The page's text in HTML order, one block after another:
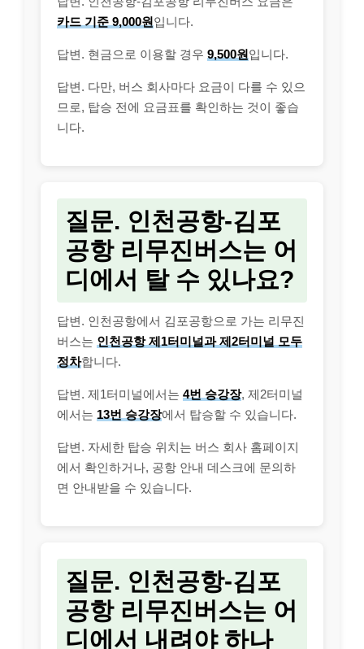
카드 기준 9,000원입니다.
답변. 현금으로 이용할 경우 9,500원입니다.
답변. 다만, 버스 회사마다 요금이 다를 수 있으
므로, 탑승 전에 요금표를 확인하는 것이 좋습
니다.
질문. 인천공항-김포
공항 리무진버스는 어
디에서 탈 수 있나요?
답변. 인천공항에서 김포공항으로 가는 리무진
버스는 인천공항 제1터미널과 제2터미널 모두
정차합니다.
답변. 제1터미널에서는 4번 승강장, 제2터미널
에서는 13번 승강장에서 탑승할 수 있습니다.
답변. 자세한 탑승 위치는 버스 회사 홈페이지
에서 확인하거나, 공항 안내 데스크에 문의하
면 안내받을 수 있습니다.
질문. 인천공항-김포
공항 리무진버스는 어
디에서 내려야 하나